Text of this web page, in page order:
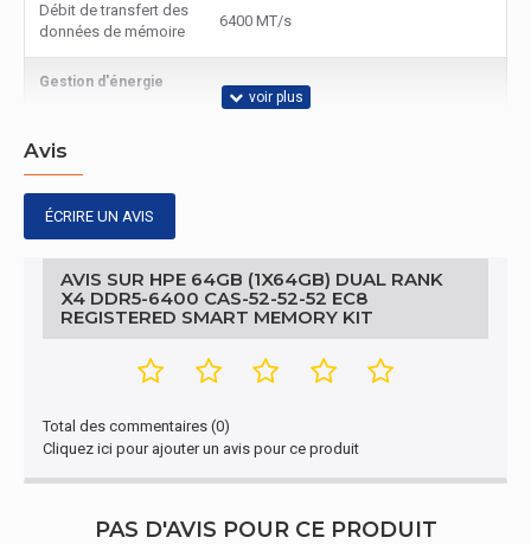
Débit de transfert des
données de mémoire
6400 MT/s
Gestion d'énergie
mise en cache
Caractéristiques
Produits compatibles
HPE Compute Mainstream Platforms,
see QuickSpecs for more information
Autres caractéristiques
64GB (1x64GB) Dual Rank x4 DDR5-
Smart Memory Kit
Avis
ÉCRIRE UN AVIS
AVIS SUR HPE 64GB (1X64GB) DUAL RANK
X4 DDR5-6400 CAS-52-52-52 EC8
REGISTERED SMART MEMORY KIT
Total des commentaires (0)
Cliquez ici pour ajouter un avis pour ce produit
PAS D'AVIS POUR CE PRODUIT